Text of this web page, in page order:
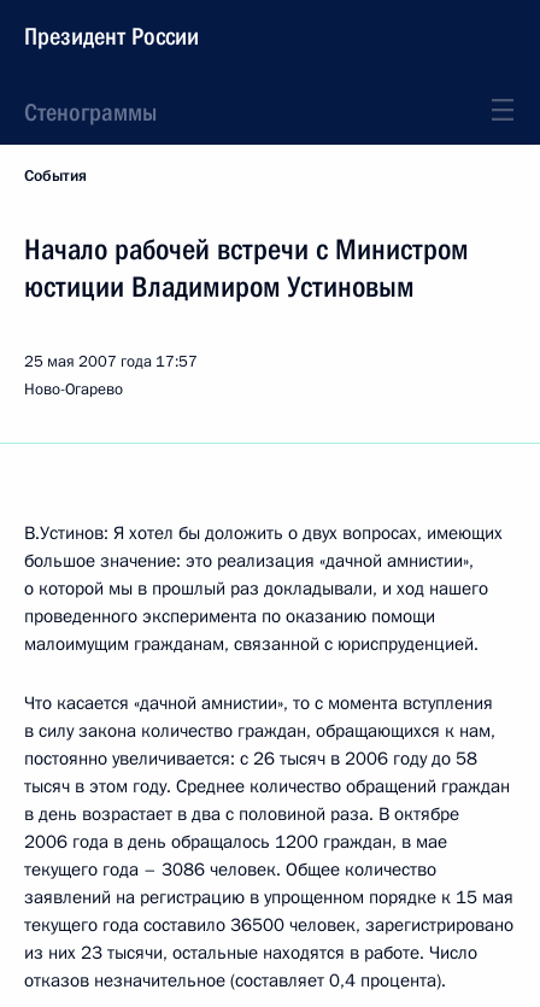
Президент России
Стенограммы
События
Начало рабочей встречи с Министром
юстиции Владимиром Устиновым
25 мая 2007 года 17:57
Ново-Огарево
В.Устинов: Я хотел бы доложить о двух вопросах, имеющих
большое значение: это реализация «дачной амнистии»,
о которой мы в прошлый раз докладывали, и ход нашего
проведенного эксперимента по оказанию помощи
малоимущим гражданам, связанной с юриспруденцией.
Что касается «дачной амнистии», то с момента вступления
в силу закона количество граждан, обращающихся к нам,
постоянно увеличивается: с 26 тысяч в 2006 году до 58
тысяч в этом году. Среднее количество обращений граждан
в день возрастает в два с половиной раза. В октябре
2006 года в день обращалось 1200 граждан, в мае
текущего года – 3086 человек. Общее количество
заявлений на регистрацию в упрощенном порядке к 15 мая
текущего года составило 36500 человек, зарегистрировано
из них 23 тысячи, остальные находятся в работе. Число
отказов незначительное (составляет 0,4 процента).